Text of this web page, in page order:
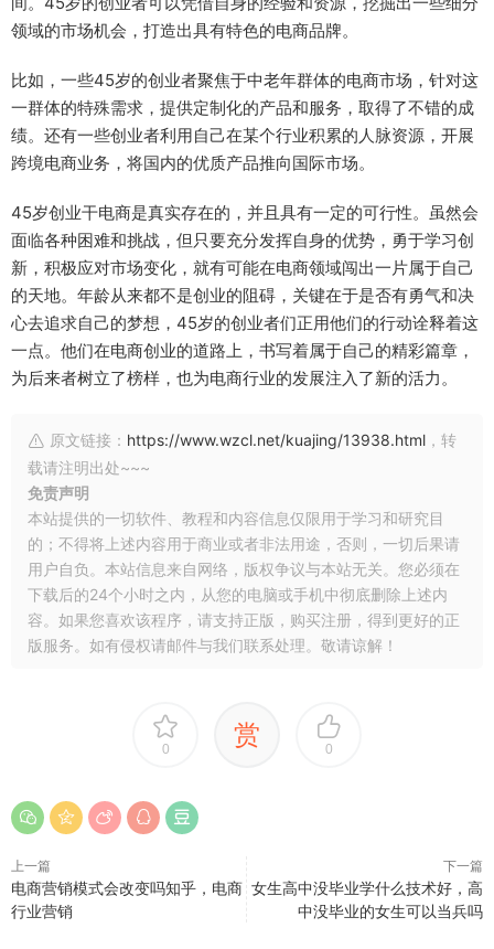
领域的市场机会，打造出具有特色的电商品牌。
比如，一些45岁的创业者聚焦于中老年群体的电商市场，针对这
一群体的特殊需求，提供定制化的产品和服务，取得了不错的成
绩。还有一些创业者利用自己在某个行业积累的人脉资源，开展
跨境电商业务，将国内的优质产品推向国际市场。
45岁创业干电商是真实存在的，并且具有一定的可行性。虽然会
面临各种困难和挑战，但只要充分发挥自身的优势，勇于学习创
新，积极应对市场变化，就有可能在电商领域闯出一片属于自己
的天地。年龄从来都不是创业的阻碍，关键在于是否有勇气和决
心去追求自己的梦想，45岁的创业者们正用他们的行动诠释着这
一点。他们在电商创业的道路上，书写着属于自己的精彩篇章，
为后来者树立了榜样，也为电商行业的发展注入了新的活力。
原文链接： https://www.wzcl.net/kuajing/13938.html ，转
载请注明出处~~~
免责声明
本站提供的一切软件、教程和内容信息仅限用于学习和研究目
的；不得将上述内容用于商业或者非法用途，否则，一切后果请
用户自负。本站信息来自网络，版权争议与本站无关。您必须在
下载后的24个小时之内，从您的电脑或手机中彻底删除上述内
容。如果您喜欢该程序，请支持正版，购买注册，得到更好的正
版服务。如有侵权请邮件与我们联系处理。敬请谅解！
0 赏 0
上一篇
电商营销模式会改变吗知乎，电商
行业营销
下一篇
女生高中没毕业学什么技术好，高
中没毕业的女生可以当兵吗